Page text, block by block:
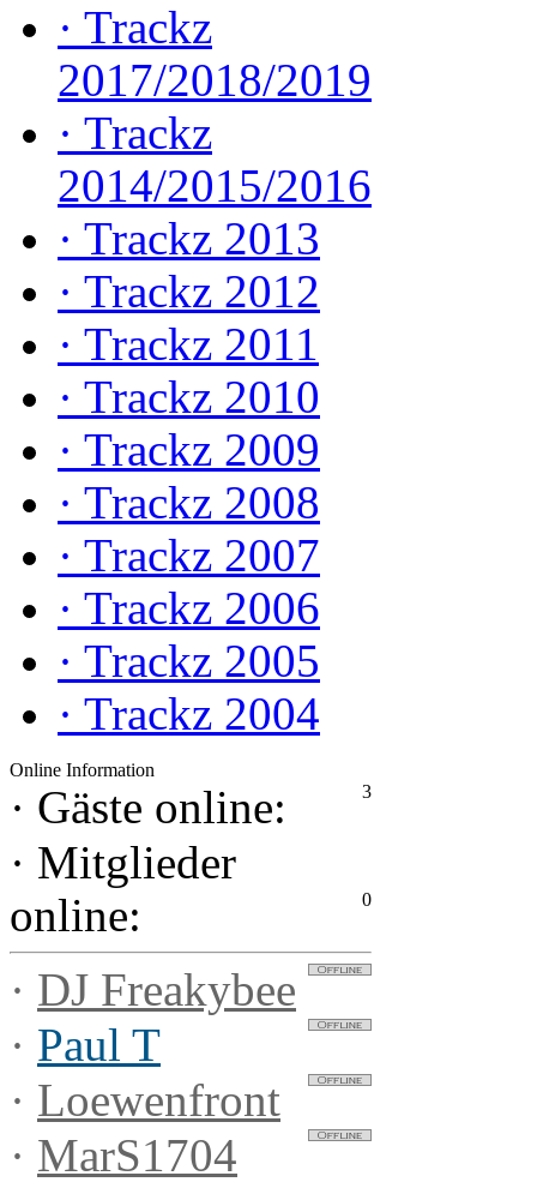
· Trackz
2017/2018/2019
· Trackz
2014/2015/2016
· Trackz 2013
· Trackz 2012
· Trackz 2011
· Trackz 2010
· Trackz 2009
· Trackz 2008
· Trackz 2007
· Trackz 2006
· Trackz 2005
· Trackz 2004
Online Information
· Gäste online: 3
· Mitglieder
online:
0
· DJ Freakybee
· Paul T
· Loewenfront
· MarS1704